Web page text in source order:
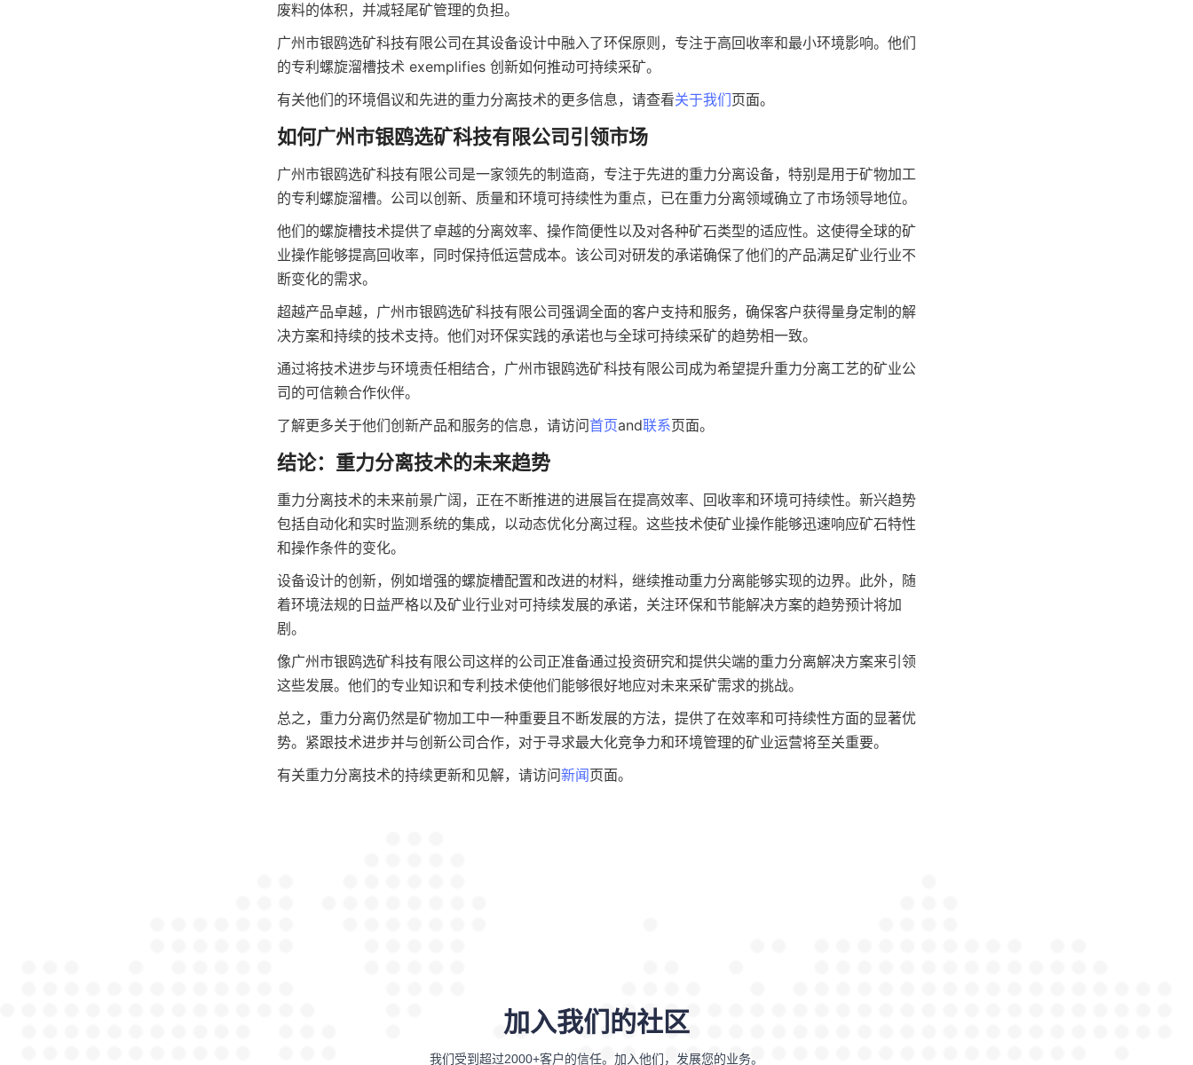
废料的体积，并减轻尾矿管理的负担。
广州市银鸥选矿科技有限公司在其设备设计中融入了环保原则，专注于高回收率和最小环境影响。他们
的专利螺旋溜槽技术 exemplifies 创新如何推动可持续采矿。
有关他们的环境倡议和先进的重力分离技术的更多信息，请查看关于我们页面。
如何广州市银鸥选矿科技有限公司引领市场
广州市银鸥选矿科技有限公司是一家领先的制造商，专注于先进的重力分离设备，特别是用于矿物加工
的专利螺旋溜槽。公司以创新、质量和环境可持续性为重点，已在重力分离领域确立了市场领导地位。
他们的螺旋槽技术提供了卓越的分离效率、操作简便性以及对各种矿石类型的适应性。这使得全球的矿
业操作能够提高回收率，同时保持低运营成本。该公司对研发的承诺确保了他们的产品满足矿业行业不
断变化的需求。
超越产品卓越，广州市银鸥选矿科技有限公司强调全面的客户支持和服务，确保客户获得量身定制的解
决方案和持续的技术支持。他们对环保实践的承诺也与全球可持续采矿的趋势相一致。
通过将技术进步与环境责任相结合，广州市银鸥选矿科技有限公司成为希望提升重力分离工艺的矿业公
司的可信赖合作伙伴。
了解更多关于他们创新产品和服务的信息，请访问首页and联系页面。
结论：重力分离技术的未来趋势
重力分离技术的未来前景广阔，正在不断推进的进展旨在提高效率、回收率和环境可持续性。新兴趋势
包括自动化和实时监测系统的集成，以动态优化分离过程。这些技术使矿业操作能够迅速响应矿石特性
和操作条件的变化。
设备设计的创新，例如增强的螺旋槽配置和改进的材料，继续推动重力分离能够实现的边界。此外，随
着环境法规的日益严格以及矿业行业对可持续发展的承诺，关注环保和节能解决方案的趋势预计将加
剧。
像广州市银鸥选矿科技有限公司这样的公司正准备通过投资研究和提供尖端的重力分离解决方案来引领
这些发展。他们的专业知识和专利技术使他们能够很好地应对未来采矿需求的挑战。
总之，重力分离仍然是矿物加工中一种重要且不断发展的方法，提供了在效率和可持续性方面的显著优
势。紧跟技术进步并与创新公司合作，对于寻求最大化竞争力和环境管理的矿业运营将至关重要。
有关重力分离技术的持续更新和见解，请访问新闻页面。
加入我们的社区
我们受到超过2000+客户的信任。加入他们，发展您的业务。